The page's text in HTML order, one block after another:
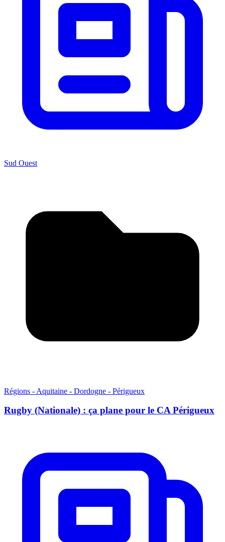
Sud Ouest
Régions - Aquitaine - Dordogne - Périgueux
Rugby (Nationale) : ça plane pour le CA Périgueux